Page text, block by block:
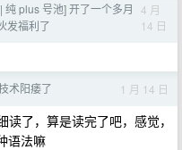
纯 plus 号池] 开了一个多月
发福利了
4 月
14 日
术阳痿了 1 月 14 日
了，算是读完了吧，感觉，
语法嘛